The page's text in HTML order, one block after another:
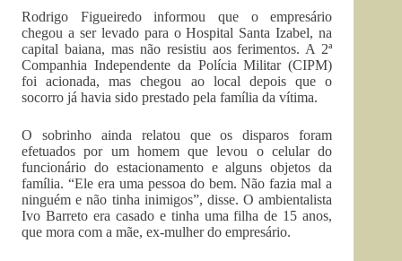
Rodrigo Figueiredo informou que o empresário
chegou a ser levado para o Hospital Santa Izabel, na
capital baiana, mas não resistiu aos ferimentos. A 2ª
Companhia Independente da Polícia Militar (CIPM)
foi acionada, mas chegou ao local depois que o
socorro já havia sido prestado pela família da vítima.
O sobrinho ainda relatou que os disparos foram
efetuados por um homem que levou o celular do
funcionário do estacionamento e alguns objetos da
família. “Ele era uma pessoa do bem. Não fazia mal a
ninguém e não tinha inimigos”, disse. O ambientalista
Ivo Barreto era casado e tinha uma filha de 15 anos,
que mora com a mãe, ex-mulher do empresário.